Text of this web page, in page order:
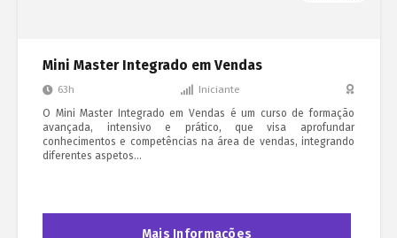
Mini Master Integrado em Vendas
63h
Iniciante
O Mini Master Integrado em Vendas é um curso de formação
avançada, intensivo e prático, que visa aprofundar
conhecimentos e competências na área de vendas, integrando
diferentes aspetos…
Mais Informações